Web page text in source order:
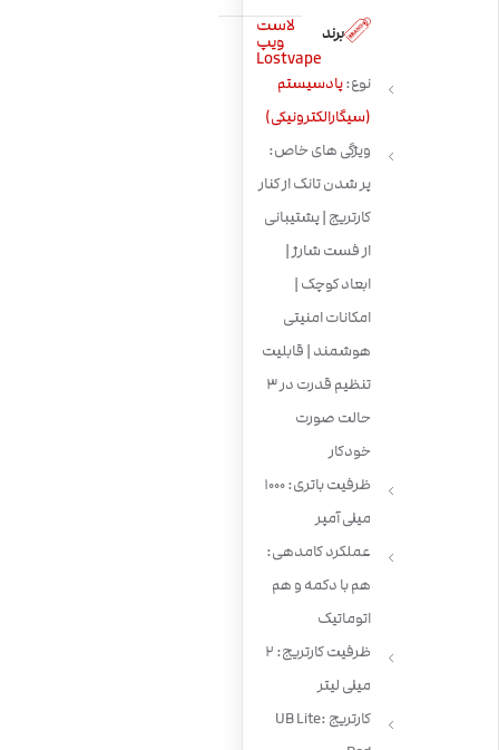
برند لاست
ویپ
Lostvape
نوع:پادسیستم
(سیگارالکترونیکی)
ویژگی های خاص:
پر شدن تانک از کنار
کارتریج | پشتیبانی
از فست شارژ |
ابعاد کوچک ‌|
امکانات امنیتی
هوشمند ‌| قابلیت
تنظیم قدرت در 3
حالت صورت
خودکار
ظرفیت باتری: 1000
میلی آمپر
عملکرد کامدهی:
هم با دکمه و هم
اتوماتیک
ظرفیت کارتریج: 2
میلی لیتر
کارتریج :UB Lite